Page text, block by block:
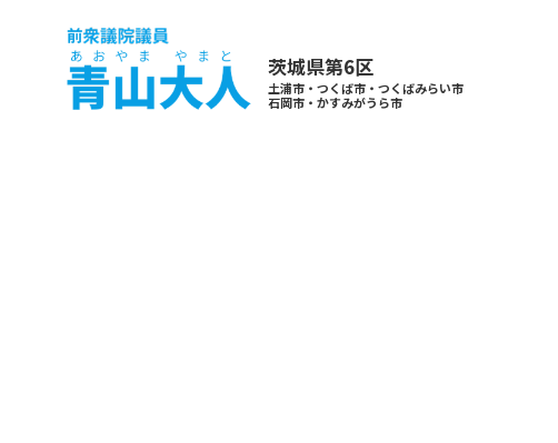
茨城県第6区
土浦市・つくば市・つくばみらい市
石岡市・かすみがうら市